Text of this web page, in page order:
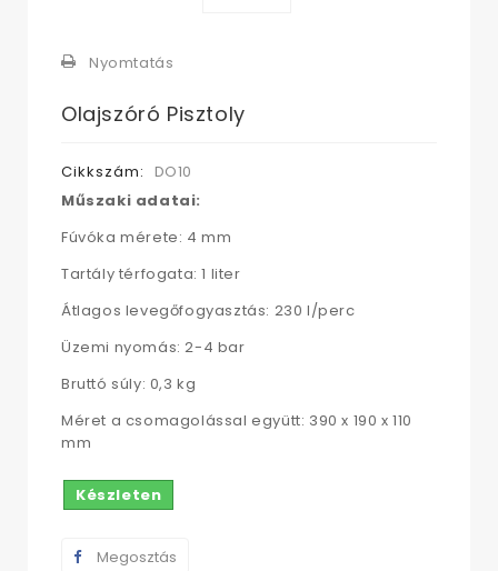
Nyomtatás
Olajszóró Pisztoly
Cikkszám:
DO10
Műszaki adatai:
Fúvóka mérete: 4 mm
Tartály térfogata: 1 liter
Átlagos levegőfogyasztás: 230 l/perc
Üzemi nyomás: 2-4 bar
Bruttó súly: 0,3 kg
Méret a csomagolással együtt: 390 x 190 x 110
mm
Készleten
Megosztás